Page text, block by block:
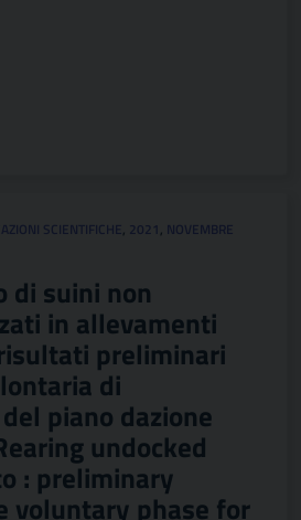
SCIENTIFICHE, 2021 , NOVEMBRE
di suini non
in allevamenti
preliminari
di
piano dazione
undocked
: preliminary
voluntary phase for